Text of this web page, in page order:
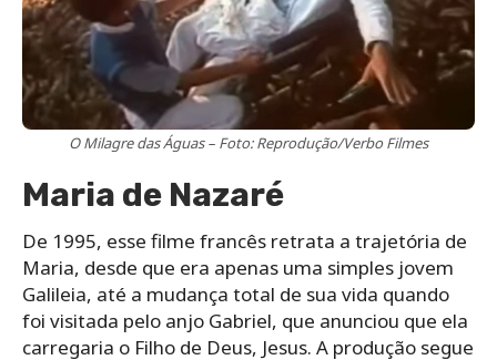
O Milagre das Águas – Foto: Reprodução/Verbo Filmes
Maria de Nazaré
De 1995, esse filme francês retrata a trajetória de
Maria, desde que era apenas uma simples jovem
Galileia, até a mudança total de sua vida quando
foi visitada pelo anjo Gabriel, que anunciou que ela
carregaria o Filho de Deus, Jesus. A produção segue